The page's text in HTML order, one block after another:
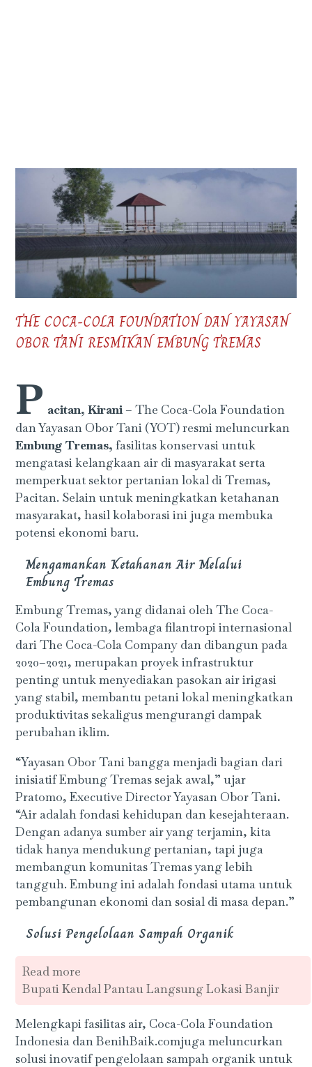
THE COCA-COLA FOUNDATION DAN YAYASAN
OBOR TANI RESMIKAN EMBUNG TREMAS
P acitan, Kirani– The Coca-Cola Foundation
dan Yayasan Obor Tani (YOT) resmi meluncurkan
Embung Tremas,fasilitas konservasi untuk
mengatasi kelangkaan air di masyarakat serta
memperkuat sektor pertanian lokal di Tremas,
Pacitan. Selain untuk meningkatkan ketahanan
masyarakat, hasil kolaborasi ini juga membuka
potensi ekonomi baru.
Mengamankan Ketahanan Air Melalui
Embung Tremas
Embung Tremas, yang didanai oleh The Coca-
Cola Foundation, lembaga filantropi internasional
dari The Coca-Cola Company dan dibangun pada
2020–2021, merupakan proyek infrastruktur
penting untuk menyediakan pasokan air irigasi
yang stabil, membantu petani lokal meningkatkan
produktivitas sekaligus mengurangi dampak
perubahan iklim.
“Yayasan Obor Tani bangga menjadi bagian dari
inisiatif Embung Tremas sejak awal,” ujar
Pratomo, Executive Director Yayasan Obor Tani.
“Air adalah fondasi kehidupan dan kesejahteraan.
Dengan adanya sumber air yang terjamin, kita
tidak hanya mendukung pertanian, tapi juga
membangun komunitas Tremas yang lebih
tangguh. Embung ini adalah fondasi utama untuk
pembangunan ekonomi dan sosial di masa depan.”
Solusi Pengelolaan Sampah Organik
Read more
Bupati Kendal Pantau Langsung Lokasi Banjir
Melengkapi fasilitas air, Coca-Cola Foundation
Indonesia dan BenihBaik.comjuga meluncurkan
solusi inovatif pengelolaan sampah organik untuk